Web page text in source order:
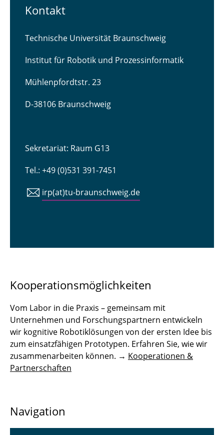
Kontakt
Technische Universität Braunschweig
Institut für Robotik und Prozessinformatik
Mühlenpfordtstr. 23
D-38106 Braunschweig
Sekretariat: Raum G13
Tel.: +49 (0)531 391-7451
irp(at)tu-braunschweig.de
Kooperationsmöglichkeiten
Vom Labor in die Praxis – gemeinsam mit
Unternehmen und Forschungspartnern entwickeln
wir kognitive Robotiklösungen von der ersten Idee bis
zum einsatzfähigen Prototypen. Erfahren Sie, wie wir
zusammenarbeiten können. → Kooperationen &
Partnerschaften
Navigation